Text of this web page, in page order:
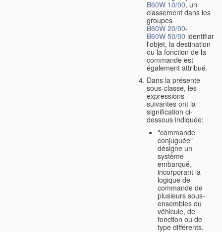
B60W 10/00, un
classement dans les
groupes
B60W 20/00-
B60W 50/00 identifiant
l'objet, la destination
ou la fonction de la
commande est
également attribué.
Dans la présente
sous-classe, les
expressions
suivantes ont la
signification ci-
dessous indiquée:
"commande
conjuguée"
désigne un
système
embarqué,
incorporant la
logique de
commande de
plusieurs sous-
ensembles du
véhicule, de
fonction ou de
type différents,